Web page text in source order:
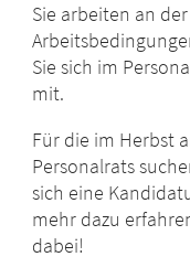
Sie arbeiten an
Sie sich im
mit.
Für die im Herbst
Personalrats
sich eine
mehr dazu
dabei!